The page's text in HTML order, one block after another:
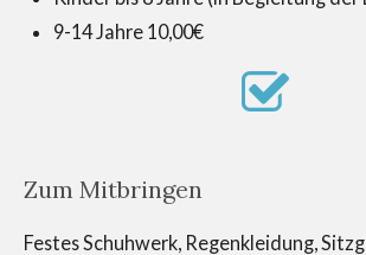
9-14 Jahre 10,00€
Zum Mitbringen
Festes Schuhwerk, Regenkleidung,